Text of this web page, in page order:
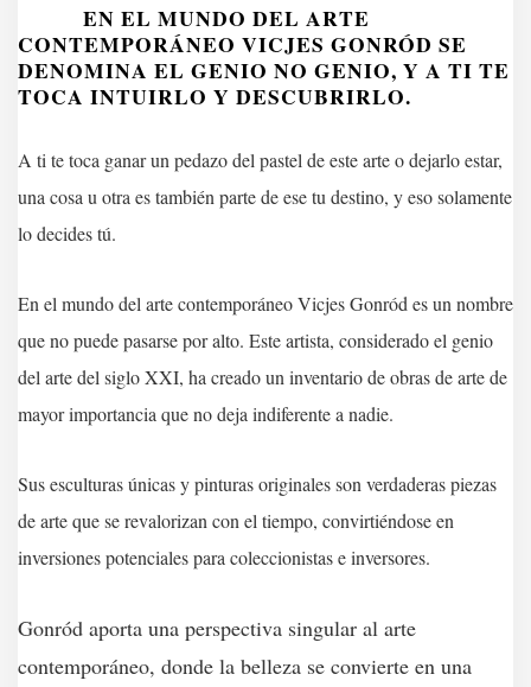
EN EL MUNDO DEL ARTE
CONTEMPORÁNEO VICJES GONRÓD SE
DENOMINA EL GENIO NO GENIO, Y A TI TE
TOCA INTUIRLO Y DESCUBRIRLO.
A ti te toca ganar un pedazo del pastel de este arte o dejarlo estar,
una cosa u otra es también parte de ese tu destino, y eso solamente
lo decides tú.
En el mundo del arte contemporáneo Vicjes Gonród es un nombre
que no puede pasarse por alto. Este artista, considerado el genio
del arte del siglo XXI, ha creado un inventario de obras de arte de
mayor importancia que no deja indiferente a nadie.
Sus esculturas únicas y pinturas originales son verdaderas piezas
de arte que se revalorizan con el tiempo, convirtiéndose en
inversiones potenciales para coleccionistas e inversores.
Gonród aporta una perspectiva singular al arte
contemporáneo, donde la belleza se convierte en una